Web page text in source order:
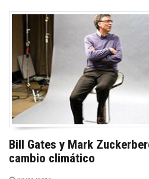
Bill Gates y Mark
cambio climático